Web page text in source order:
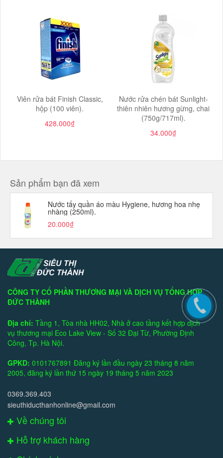
Viên rửa bát Finish Classic,
hộp (100 viên).
428.000₫
Nước rửa chén bát Sunlight-
thiên nhiên hương gừng, chai
(750g/717ml).
34.000₫
Sản phẩm bạn đã xem
Nước tẩy quần áo màu Hygiene, hương hoa nhẹ
nhàng (250ml).
20.000₫
CÔNG TY CỔ PHẦN THƯƠNG MẠI VÀ DỊCH VỤ TỔNG HỢP
ĐỨC THÀNH
Địa chỉ: Tầng 1, Tòa nhà HH02, Nhà ở cao tầng kết hợp dịch
vụ thương mại Eco Lake View - Số 32 Đại Từ, Phường Định
Công, Tp. Hà Nội.
GPKD: 0101767891 Đăng ký lần đầu ngày 23 tháng 8 năm
2005, đăng ký lần thứ 15 ngày 19 tháng 5 năm 2023
0369.369.403
sieuthiducthanhonline@gmail.com
Về chúng tôi
Hỗ trợ khách hàng